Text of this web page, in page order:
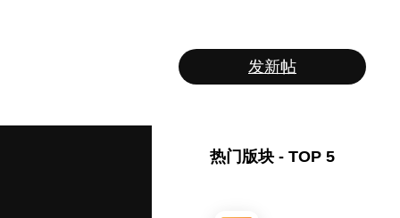
发新帖
热门版块 - TOP 5